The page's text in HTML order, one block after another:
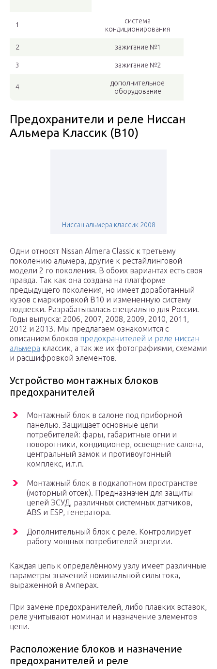
1
система
кондиционирования
2 зажигание №1
3 зажигание №2
4
дополнительное
оборудование
Предохранители и реле Ниссан
Альмера Классик (B10)
Ниссан альмера классик 2008
Одни относят Nissan Almera Classic к третьему
поколению альмера, другие к рестайлинговой
модели 2 го поколения. В обоих вариантах есть своя
правда. Так как она создана на платформе
предыдущего поколения, но имеет доработанный
кузов с маркировкой B10 и измененную систему
подвески. Разрабатывалась специально для России.
Годы выпуска: 2006, 2007, 2008, 2009, 2010, 2011,
2012 и 2013. Мы предлагаем ознакомится с
описанием блоков предохранителей и реле ниссан
альмера классик, а так же их фотографиями, схемами
и расшифровкой элементов.
Устройство монтажных блоков
предохранителей
Монтажный блок в салоне под приборной
панелью. Защищает основные цепи
потребителей: фары, габаритные огни и
поворотники, кондиционер, освещение салона,
центральный замок и противоугонный
комплекс, и.т.п.
Монтажный блок в подкапотном пространстве
(моторный отсек). Предназначен для защиты
цепей ЭСУД, различных системных датчиков,
ABS и ESP, генератора.
Дополнительный блок с реле. Контролирует
работу мощных потребителей энергии.
Каждая цепь к определённому узлу имеет различные
параметры значений номинальной силы тока,
выраженной в Амперах.
При замене предохранителей, либо плавких вставок,
реле учитывают номинал и назначение элементов
цепи.
Расположение блоков и назначение
предохранителей и реле